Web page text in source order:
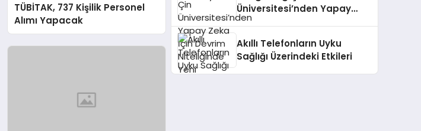
TÜBİTAK, 737 Kişilik Personel
Alımı Yapacak
Üniversitesi’nden Yapay
Zeka İçin Devrim Niteliğinde
Akıllı Telefonların Uyku
Sağlığı Üzerindeki Etkileri